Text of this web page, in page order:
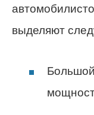
выделяют